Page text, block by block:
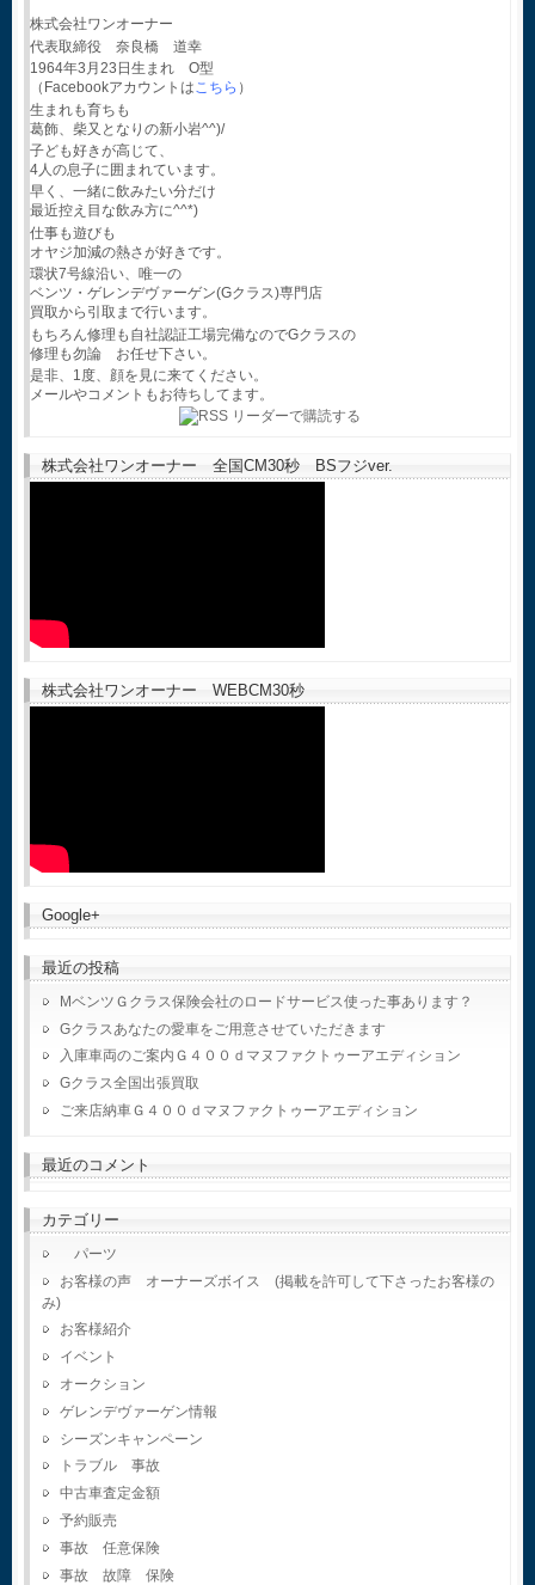
株式会社ワンオーナー
代表取締役 奈良橋 道幸
1964年3月23日生まれ O型
（Facebookアカウントはこちら ）
生まれも育ちも
葛飾、柴又となりの新小岩^^)/
子ども好きが高じて、
4人の息子に囲まれています。
早く、一緒に飲みたい分だけ
最近控え目な飲み方に^^*)
仕事も遊びも
オヤジ加減の熱さが好きです。
環状7号線沿い、唯一の
ベンツ・ゲレンデヴァーゲン(Gクラス)専門店
買取から引取まで行います。
もちろん修理も自社認証工場完備なのでGクラスの
修理も勿論 お任せ下さい。
是非、1度、顔を見に来てください。
メールやコメントもお待ちしてます。
株式会社ワンオーナー 全国CM30秒 BSフジver.
株式会社ワンオーナー WEBCM30秒
Google+
最近の投稿
MベンツＧクラス保険会社のロードサービス使った事あります？
Gクラスあなたの愛車をご用意させていただきます
入庫車両のご案内Ｇ４００ｄマヌファクトゥーアエディション
Gクラス全国出張買取
ご来店納車Ｇ４００ｄマヌファクトゥーアエディション
最近のコメント
カテゴリー
パーツ
お客様の声 オーナーズボイス (掲載を許可して下さったお客様の
み)
お客様紹介
イベント
オークション
ゲレンデヴァーゲン情報
シーズンキャンペーン
トラブル 事故
中古車査定金額
予約販売
事故 任意保険
事故 故障 保険